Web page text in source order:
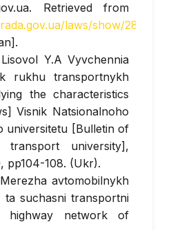
Retrieved from
laws/show/2862-
Y.A Vyvchennia
rukhu transportnykh
the characteristics
Visnik Natsionalnoho
universitetu [Bulletin of
transport university],
pp104-108. (Ukr).
avtomobilnykh
suchasni transportni
highway network of